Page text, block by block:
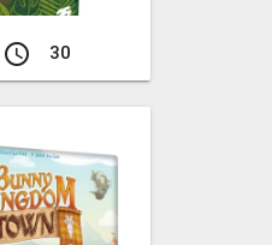
access_time 30